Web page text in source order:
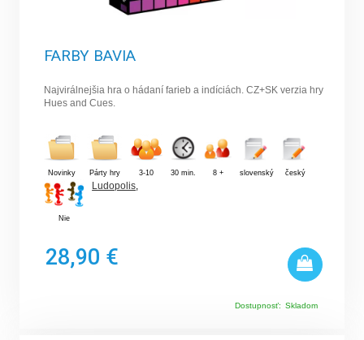
FARBY BAVIA
Najvirálnejšia hra o hádaní farieb a indíciách. CZ+SK verzia hry
Hues and Cues.
Novinky Párty hry 3-10 30 min. 8 + slovenský český
Nie
Ludopolis,
28,90 €
Dostupnosť: Skladom